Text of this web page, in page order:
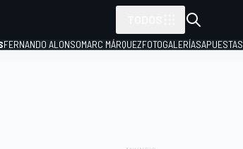
FERNANDO ALONSOMARC MÁRQUEZFOTOGALERÍASAPUESTAS